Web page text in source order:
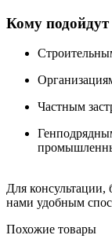
Кому
Частным
Для консультации,
нами удобным
Похожие товары